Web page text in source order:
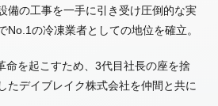
備の工事を一手に引き受け圧倒的な実
No.1の冷凍業者としての地位を確立。
命を起こすため、3代目社長の座を捨
たデイブレイク株式会社を仲間と共に